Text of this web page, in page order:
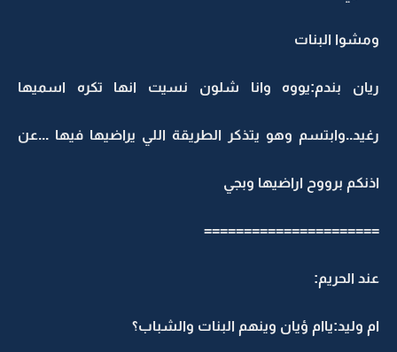
ومشوا البنات
ريان بندم:يووه وانا شلون نسيت انها تكره اسميها
رغيد..وابتسم وهو يتذكر الطريقة اللي يراضيها فيها ...عن
اذنكم برووح اراضيها وبجي
======================
عند الحريم:
ام وليد:ياام ؤيان وينهم البنات والشباب؟